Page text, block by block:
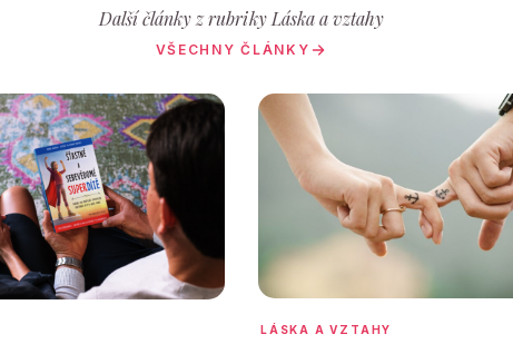
Další články z rubriky Láska a vztahy
VŠECHNY ČLÁNKY
LÁSKA A VZTAHY